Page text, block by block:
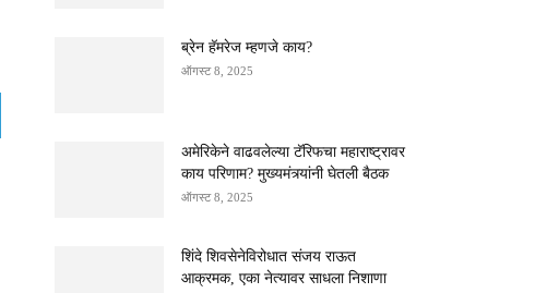
ब्रेन हॅमरेज म्हणजे काय?
ऑगस्ट 8, 2025
अमेरिकेने वाढवलेल्या टॅरिफचा महाराष्ट्रावर
काय परिणाम? मुख्यमंत्र्यांनी घेतली बैठक
ऑगस्ट 8, 2025
शिंदे शिवसेनेविरोधात संजय राऊत
आक्रमक, एका नेत्यावर साधला निशाणा